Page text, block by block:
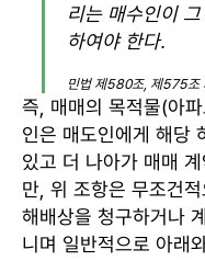
리는 매수인이
하여야 한다.
민법 제580조, 제575조
즉, 매매의 목적물(아
인은 매도인에게 해당
있고 더 나아가 매매
만, 위 조항은 무조건
해배상을 청구하거나
니며 일반적으로 아래